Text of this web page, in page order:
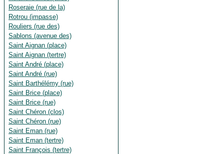
Roseraie (rue de la)
Rotrou (impasse)
Rouliers (rue des)
Sablons (avenue des)
Saint Aignan (place)
Saint Aignan (tertre)
Saint André (place)
Saint André (rue)
Saint Barthélémy (rue)
Saint Brice (place)
Saint Brice (rue)
Saint Chéron (clos)
Saint Chéron (rue)
Saint Eman (rue)
Saint Eman (tertre)
Saint François (tertre)